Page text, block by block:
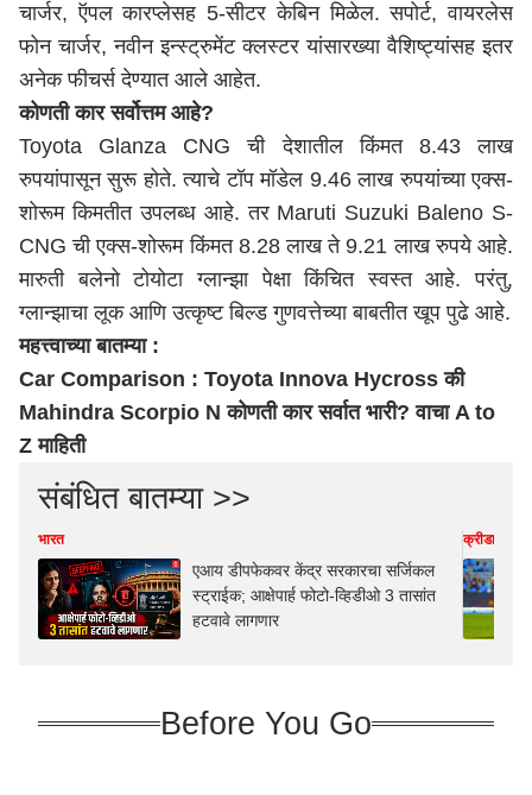
चार्जर, ऍपल कारप्लेसह 5-सीटर केबिन मिळेल. सपोर्ट, वायरलेस
फोन चार्जर, नवीन इन्स्ट्रुमेंट क्लस्टर यांसारख्या वैशिष्ट्यांसह इतर
अनेक फीचर्स देण्यात आले आहेत.
कोणती कार सर्वोत्तम आहे?
Toyota Glanza CNG ची देशातील किंमत 8.43 लाख
रुपयांपासून सुरू होते. त्याचे टॉप मॉडेल 9.46 लाख रुपयांच्या एक्स-
शोरूम किमतीत उपलब्ध आहे. तर Maruti Suzuki Baleno S-
CNG ची एक्स-शोरूम किंमत 8.28 लाख ते 9.21 लाख रुपये आहे.
मारुती बलेनो टोयोटा ग्लान्झा पेक्षा किंचित स्वस्त आहे. परंतु,
ग्लान्झाचा लूक आणि उत्कृष्ट बिल्ड गुणवत्तेच्या बाबतीत खूप पुढे आहे.
महत्त्वाच्या बातम्या :
Car Comparison : Toyota Innova Hycross की
Mahindra Scorpio N कोणती कार सर्वात भारी? वाचा A to
Z माहिती
संबंधित बातम्या >>
भारत
एआय डीपफेकवर केंद्र सरकारचा सर्जिकल
स्ट्राईक; आक्षेपार्ह फोटो-व्हिडीओ 3 तासांत
हटवावे लागणार
क्रीडा
Before You Go